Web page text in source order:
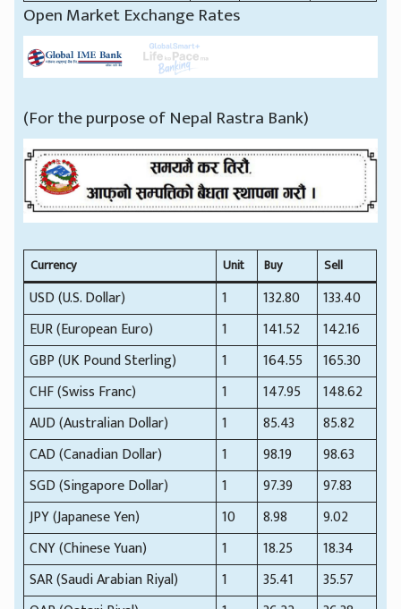
Open Market Exchange Rates
(For the purpose of Nepal Rastra Bank)
Currency Unit Buy Sell
USD (U.S. Dollar) 1 132.80
133.40
EUR (European Euro)
1 141.52
142.16
GBP (UK Pound Sterling)
1 164.55
165.30
CHF (Swiss Franc)
1 147.95
148.62
AUD (Australian Dollar)
1 85.43
85.82
CAD (Canadian Dollar)
1 98.19
98.63
SGD (Singapore Dollar)
1 97.39
97.83
JPY (Japanese Yen)
10 8.98
9.02
CNY (Chinese Yuan)
1 18.25
18.34
SAR (Saudi Arabian Riyal)
1 35.41
35.57